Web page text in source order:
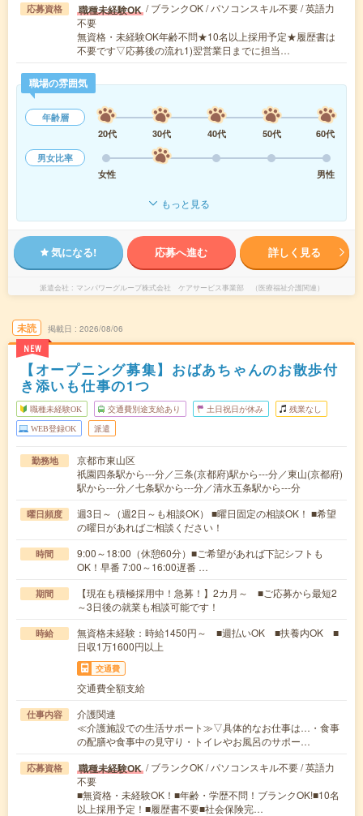
応募資格 職種未経験OK / ブランクOK / パソコンスキル不要 / 英語力
不要
無資格・未経験OK年齢不問★10名以上採用予定★履歴書は
不要です▽応募後の流れ1)翌営業日までに担当…
職場の雰囲気
年齢層
20代
30代 40代 50代
60代
男女比率
女性
男性
もっと見る
気になる! 応募へ進む 詳しく見る
派遣会社 マンパワーグループ株式会社 ケアサービス事業部 （医療福祉介護関連）
未読
NEW
掲載日 2026/08/06
【オープニング募集】おばあちゃんのお散歩付
き添いも仕事の1つ
職種未経験OK 交通費別途支給あり 土日祝日が休み 残業なし
WEB登録OK 派遣
勤務地
京都市東山区
祇園四条駅から---分／三条(京都府)駅から---分／東山(京都府)
駅から---分／七条駅から---分／清水五条駅から---分
曜日頻度
週3日～（週2日～も相談OK） ■曜日固定の相談OK！ ■希望
の曜日があればご相談ください！
時間
9:00～18:00（休憩60分）■ご希望があれば下記シフトも
OK！早番 7:00～16:00遅番 …
期間
【現在も積極採用中！急募！】2カ月～ ■ご応募から最短2
～3日後の就業も相談可能です！
時給
無資格未経験：時給1450円～ ■週払いOK ■扶養内OK ■
日収1万1600円以上
交通費
交通費全額支給
仕事内容
介護関連
≪介護施設での生活サポート≫▽具体的なお仕事は…・食事
の配膳や食事中の見守り・トイレやお風呂のサポー…
応募資格 職種未経験OK / ブランクOK / パソコンスキル不要 / 英語力
不要
■無資格・未経験OK！■年齢・学歴不問！ブランクOK!■10名
以上採用予定！■履歴書不要■社会保険完…